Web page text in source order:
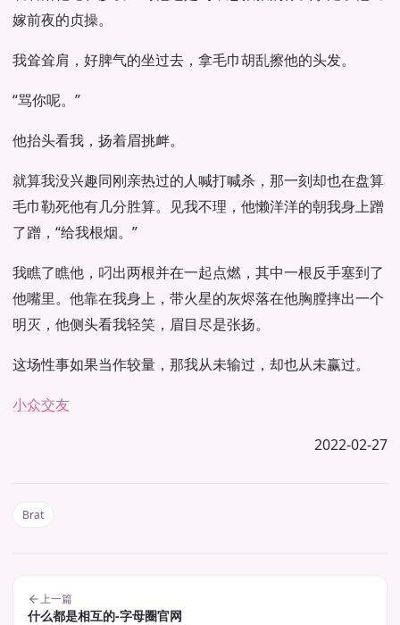
嫁前夜的贞操。
我耸耸肩，好脾气的坐过去，拿毛巾胡乱擦他的头发。
“骂你呢。”
他抬头看我，扬着眉挑衅。
就算我没兴趣同刚亲热过的人喊打喊杀，那一刻却也在盘算
毛巾勒死他有几分胜算。见我不理，他懒洋洋的朝我身上蹭
了蹭，“给我根烟。”
我瞧了瞧他，叼出两根并在一起点燃，其中一根反手塞到了
他嘴里。他靠在我身上，带火星的灰烬落在他胸膛摔出一个
明灭，他侧头看我轻笑，眉目尽是张扬。
这场性事如果当作较量，那我从未输过，却也从未赢过。
小众交友
2022-02-27
Brat
上一篇
什么都是相互的-字母圈官网